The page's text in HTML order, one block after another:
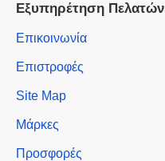
Εξυπηρέτηση Πελατών
Επικοινωνία
Επιστροφές
Site Map
Μάρκες
Προσφορές